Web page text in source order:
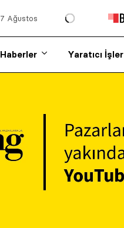
7 Ağustos
Haberler Yaratıcı İşler